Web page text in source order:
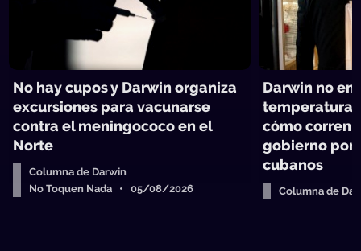
No hay cupos y Darwin organiza
excursiones para vacunarse
contra el meningococo en el
Norte
Columna de Darwin
No Toquen Nada • 05/08/2026
Darwin no
temperatura
cómo corren
gobierno por
cubanos
Columna de